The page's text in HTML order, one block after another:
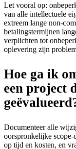
Let vooral op:
van alle intellectuele
extreem lange non-
betalingstermijnen
verplichten tot
oplevering zijn
Hoe ga ik
een project
Documenteer alle
oorspronkelijke
op tijd en kosten, en